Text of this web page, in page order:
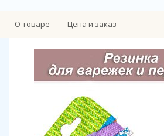
О товаре Цена и заказ